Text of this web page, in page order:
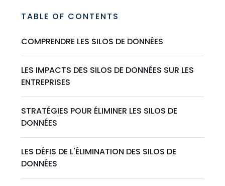
TABLE OF CONTENTS
COMPRENDRE LES SILOS DE DONNÉES
LES IMPACTS DES SILOS DE DONNÉES SUR LES
ENTREPRISES
STRATÉGIES POUR ÉLIMINER LES SILOS DE
DONNÉES
LES DÉFIS DE L'ÉLIMINATION DES SILOS DE
DONNÉES